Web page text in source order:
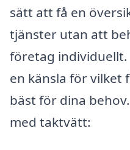
sätt att få en
tjänster utan att
företag individuellt.
en känsla för vilket
bäst för dina
med taktvätt: